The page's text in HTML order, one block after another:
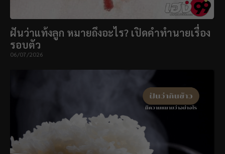
ฝันว่าแท้งลูก หมายถึงอะไร? เปิดคำทำนายเรื่อง
รอบตัว
06/07/2026